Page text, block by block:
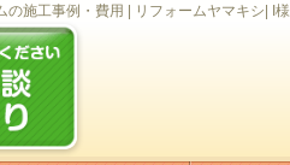
の施工事例・費用 | リフォームヤマキシ| I様